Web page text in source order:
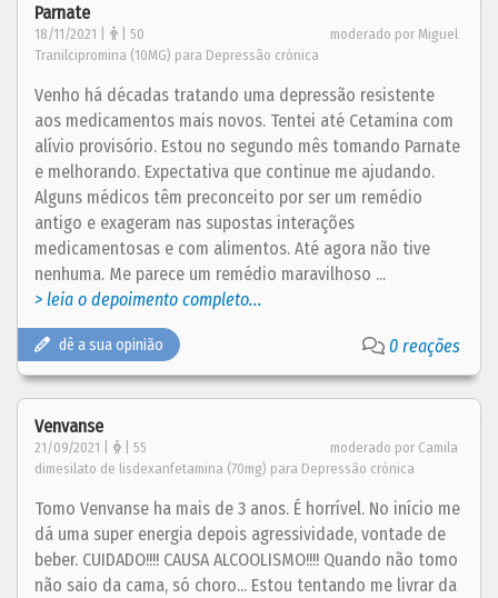
Parnate
18/11/2021 | | 50
moderado por Miguel
Tranilcipromina (10MG) para Depressão crónica
Venho há décadas tratando uma depressão resistente
aos medicamentos mais novos. Tentei até Cetamina com
alívio provisório. Estou no segundo mês tomando Parnate
e melhorando. Expectativa que continue me ajudando.
Alguns médicos têm preconceito por ser um remédio
antigo e exageram nas supostas interações
medicamentosas e com alimentos. Até agora não tive
nenhuma. Me parece um remédio maravilhoso ...
> leia o depoimento completo...
dê a sua opinião 0 reações
Venvanse
21/09/2021 | | 55
moderado por Camila
dimesilato de lisdexanfetamina (70mg) para Depressão crónica
Tomo Venvanse ha mais de 3 anos. É horrível. No início me
dá uma super energia depois agressividade, vontade de
beber. CUIDADO!!!! CAUSA ALCOOLISMO!!!! Quando não tomo
não saio da cama, só choro... Estou tentando me livrar da